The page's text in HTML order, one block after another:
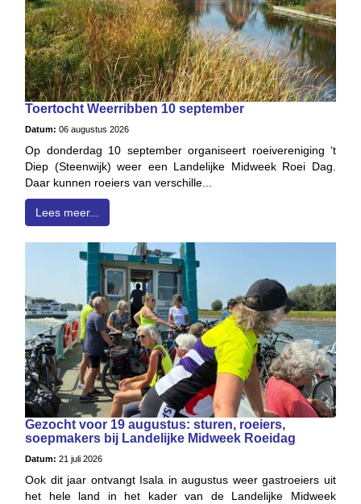
Toertocht Weerribben 10 september
Datum: 06 augustus 2026
Op donderdag 10 september organiseert roeivereniging ‘t
Diep (Steenwijk) weer een Landelijke Midweek Roei Dag.
Daar kunnen roeiers van verschille...
Lees meer...
Gezocht voor 19 augustus: sturen, roeiers,
soepmakers bij Landelijke Midweek Roeidag
Datum: 21 juli 2026
Ook dit jaar ontvangt Isala in augustus weer gastroeiers uit
het hele land in het kader van de Landelijke Midweek